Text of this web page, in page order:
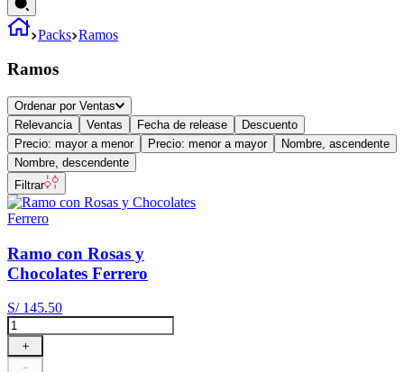
Packs Ramos
Ramos
Ordenar por Ventas
Relevancia
Ventas Fecha de release
Descuento
Precio: mayor a menor
Precio: menor a mayor
Nombre, ascendente
Nombre, descendente
Filtrar
Ramo con Rosas y
Chocolates Ferrero
S/ 145.50
＋
－